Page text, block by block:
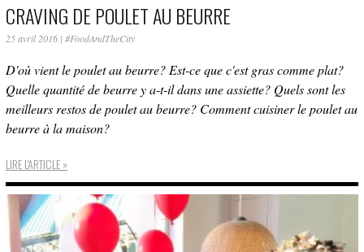
CRAVING DE POULET AU BEURRE
25 avril 2016 | #FoodAndTheCity
D'où vient le poulet au beurre? Est-ce que c'est gras comme plat?
Quelle quantité de beurre y a-t-il dans une assiette? Quels sont les
meilleurs restos de poulet au beurre? Comment cuisiner le poulet au
beurre à la maison?
LIRE L'ARTICLE »